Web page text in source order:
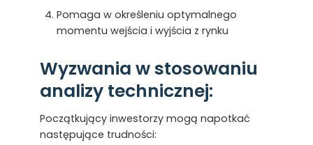
Pomaga w określeniu optymalnego
momentu wejścia i wyjścia z rynku
Wyzwania w stosowaniu
analizy technicznej:
Początkujący inwestorzy mogą napotkać
następujące trudności: